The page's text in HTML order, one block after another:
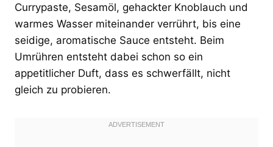
Currypaste, Sesamöl, gehackter Knoblauch und
warmes Wasser miteinander verrührt, bis eine
seidige, aromatische Sauce entsteht. Beim
Umrühren entsteht dabei schon so ein
appetitlicher Duft, dass es schwerfällt, nicht
gleich zu probieren.